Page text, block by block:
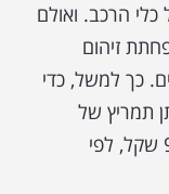
הרכב. ואולם
זיהום
משלמת בין 2 ל-4 שקלים. כך למשל, כדי
תמריץ של
3,280 שקל כשנחסך זיהום שעלותו 980 שקל, לפי